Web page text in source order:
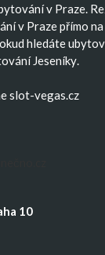
v Praze .
v Prazepřímo
hledáte
Jeseníky
slot-vegas.cz
10